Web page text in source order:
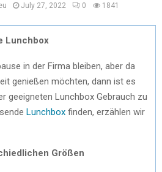
July 27, 2022 0 1841
Lunchbox
in der Firma bleiben, aber da
genießen möchten, dann ist es
geeigneten Lunchbox Gebrauch zu
Lunchbox finden, erzählen wir
Größen